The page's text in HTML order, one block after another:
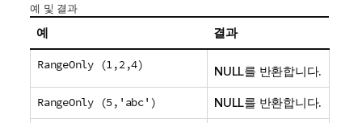
예 및 결과
예 결과
RangeOnly (1,2,4) NULL를 반환합니다.
RangeOnly (5,'abc') NULL를 반환합니다.